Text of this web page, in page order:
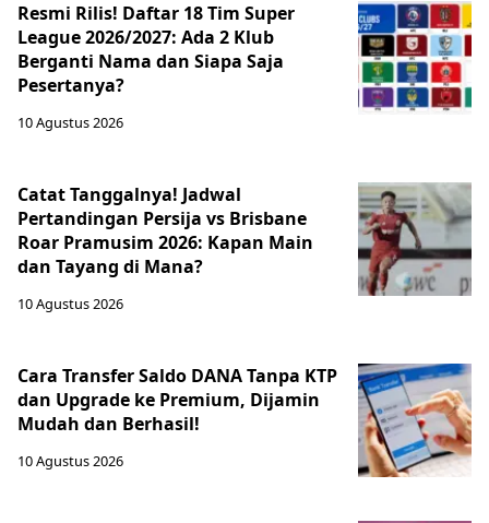
Resmi Rilis! Daftar 18 Tim Super
League 2026/2027: Ada 2 Klub
Berganti Nama dan Siapa Saja
Pesertanya?
10 Agustus 2026
Catat Tanggalnya! Jadwal
Pertandingan Persija vs Brisbane
Roar Pramusim 2026: Kapan Main
dan Tayang di Mana?
10 Agustus 2026
Cara Transfer Saldo DANA Tanpa KTP
dan Upgrade ke Premium, Dijamin
Mudah dan Berhasil!
10 Agustus 2026